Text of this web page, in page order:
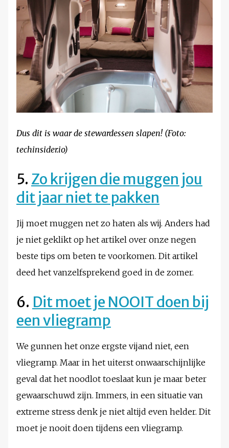
Dus dit is waar de stewardessen slapen! (Foto:
techinsider.io)
5. Zo krijgen die muggen jou
dit jaar niet te pakken
Jij moet muggen net zo haten als wij. Anders had
je niet geklikt op het artikel over onze negen
beste tips om beten te voorkomen. Dit artikel
deed het vanzelfsprekend goed in de zomer.
6. Dit moet je NOOIT doen bij
een vliegramp
We gunnen het onze ergste vijand niet, een
vliegramp. Maar in het uiterst onwaarschijnlijke
geval dat het noodlot toeslaat kun je maar beter
gewaarschuwd zijn. Immers, in een situatie van
extreme stress denk je niet altijd even helder. Dit
moet je nooit doen tijdens een vliegramp.